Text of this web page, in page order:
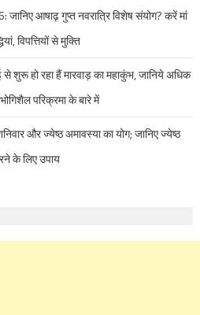
आषाढ़ गुप्त नवरात्रि विशेष संयोग? करें मां
विपत्तियों से मुक्ति
हो रहा हैं मारवाड़ का महाकुंभ, जानिये अधिक
परिक्रमा के बारे में
और ज्येष्ठ अमावस्या का योग; जानिए ज्येष्ठ
के लिए उपाय